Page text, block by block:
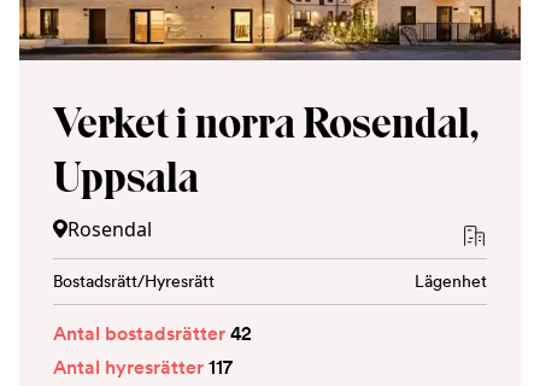
Verket i norra Rosendal,
Uppsala
Rosendal
Bostadsrätt/Hyresrätt Lägenhet
Antal bostadsrätter42
Antal hyresrätter117